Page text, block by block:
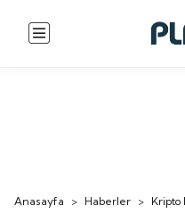
Anasayfa > Haberler > Kripto